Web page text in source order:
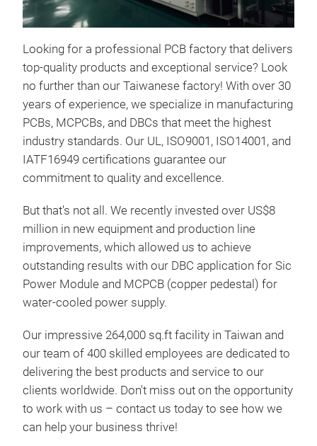
Looking for a professional PCB factory that delivers
top-quality products and exceptional service? Look
no further than our Taiwanese factory! With over 30
years of experience, we specialize in manufacturing
PCBs, MCPCBs, and DBCs that meet the highest
industry standards. Our UL, ISO9001, ISO14001, and
IATF16949 certifications guarantee our
commitment to quality and excellence.
But that's not all. We recently invested over US$8
million in new equipment and production line
improvements, which allowed us to achieve
outstanding results with our DBC application for Sic
Power Module and MCPCB (copper pedestal) for
water-cooled power supply.
Our impressive 264,000 sq.ft facility in Taiwan and
our team of 400 skilled employees are dedicated to
delivering the best products and service to our
clients worldwide. Don't miss out on the opportunity
to work with us – contact us today to see how we
can help your business thrive!